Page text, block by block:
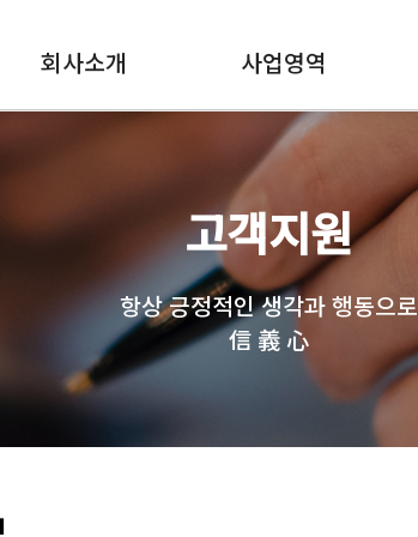
회사소개 사업영역
고객지원
항상 긍정적인 생각과 행동으로
信 義 心